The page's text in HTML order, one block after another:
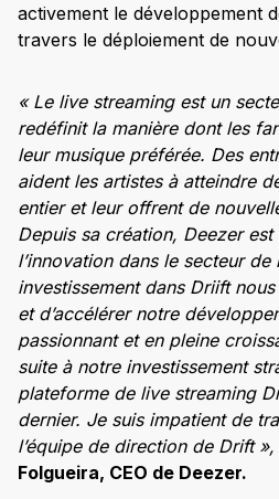
activement le développement
travers le déploiement de
« Le live streaming est un
redéfinit la manière dont les
leur musique préférée. Des
aident les artistes à atteindre
entier et leur offrent de
Depuis sa création, Deezer
l’innovation dans le secteur
investissement dans Driift
et d’accélérer notre
passionnant et en pleine
suite à notre investissement
plateforme de live streaming
dernier. Je suis impatient de
l’équipe de direction de Drift »,
Folgueira, CEO de Deezer.